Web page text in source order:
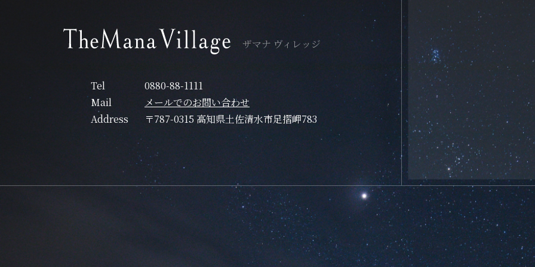
ザマナ ヴィレッジ
Tel
0880-88-1111
Mail
メールでのお問い合わせ
Address
〒787-0315 高知県土佐清水市足摺岬783